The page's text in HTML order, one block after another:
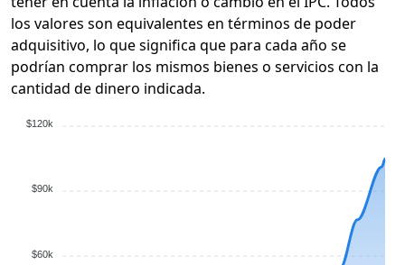
los valores son equivalentes en términos de poder
adquisitivo, lo que significa que para cada año se
podrían comprar los mismos bienes o servicios con la
cantidad de dinero indicada.
$120k
$90k
$60k